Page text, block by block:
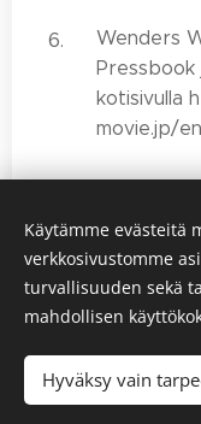
Wenders
Pressbook
kotisivulla
movie.jp/en
Share
Evästeet
Käytämme evästeitä
verkkosivustomme
turvallisuuden sekä
mahdollisen
Hyväksy vain